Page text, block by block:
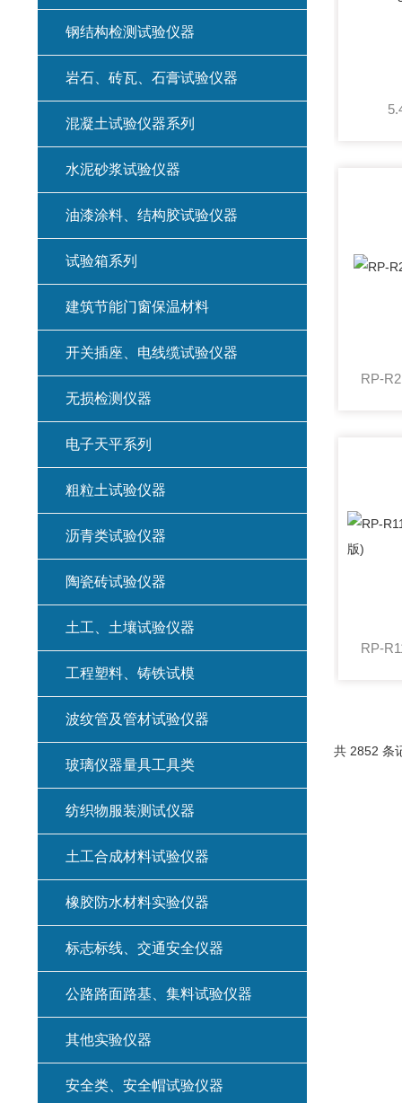
共 2852 条
钢结构检测试验仪器
岩石、砖瓦、石膏试验仪器
混凝土试验仪器系列
水泥砂浆试验仪器
油漆涂料、结构胶试验仪器
试验箱系列
建筑节能门窗保温材料
开关插座、电线缆试验仪器
无损检测仪器
电子天平系列
粗粒土试验仪器
沥青类试验仪器
陶瓷砖试验仪器
土工、土壤试验仪器
工程塑料、铸铁试模
波纹管及管材试验仪器
玻璃仪器量具工具类
纺织物服装测试仪器
土工合成材料试验仪器
橡胶防水材料实验仪器
标志标线、交通安全仪器
公路路面路基、集料试验仪器
其他实验仪器
安全类、安全帽试验仪器